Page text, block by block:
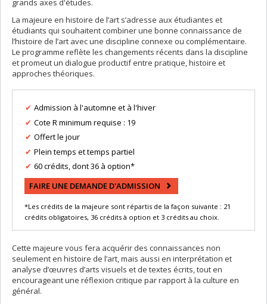
grands axes d'études.
La majeure en histoire de l’art s’adresse aux étudiantes et
étudiants qui souhaitent combiner une bonne connaissance de
l’histoire de l’art avec une discipline connexe ou complémentaire.
Le programme reflète les changements récents dans la discipline
et promeut un dialogue productif entre pratique, histoire et
approches théoriques.
Admission à l'automne et à l'hiver
Cote R minimum requise : 19
Offert le jour
Plein temps et temps partiel
60 crédits, dont 36 à option*
FAIRE UNE DEMANDE D'ADMISSION
*Les crédits de la majeure sont répartis de la façon suivante : 21
crédits obligatoires, 36 crédits à option et 3 crédits au choix.
Cette majeure vous fera acquérir des connaissances non
seulement en histoire de l’art, mais aussi en interprétation et
analyse d’œuvres d’arts visuels et de textes écrits, tout en
encourageant une réflexion critique par rapport à la culture en
général.